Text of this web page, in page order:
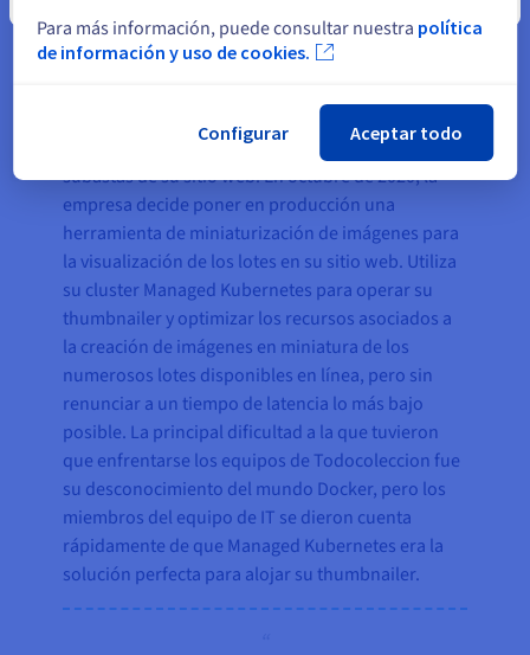
Con más de 30 millones de lotes pendientes de
almacenar y ser presentados, Todocoleccion
almacenar y gestionar las miniaturas asociadas a
los diferentes productos puestos en venta y en
subastas de su sitio web. En octubre de 2020, la
empresa decide poner en producción una
herramienta de miniaturización de imágenes para
la visualización de los lotes en su sitio web. Utiliza
su cluster Managed Kubernetes para operar su
thumbnailer y optimizar los recursos asociados a
la creación de imágenes en miniatura de los
numerosos lotes disponibles en línea, pero sin
renunciar a un tiempo de latencia lo más bajo
posible. La principal dificultad a la que tuvieron
que enfrentarse los equipos de Todocoleccion fue
su desconocimiento del mundo Docker, pero los
miembros del equipo de IT se dieron cuenta
rápidamente de que Managed Kubernetes era la
solución perfecta para alojar su thumbnailer.
Para más información, puede consultar nuestra política
de información y uso de cookies.
Configurar Aceptar todo